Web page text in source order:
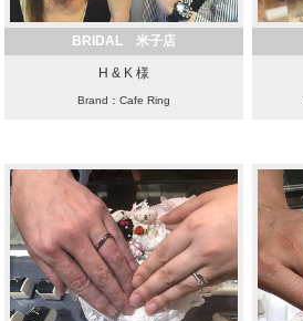
BRIDAL 米子店
H & K 様
Brand：Cafe Ring